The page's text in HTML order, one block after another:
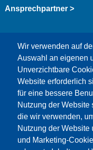
Wir verwenden auf
Auswahl an eigenen
Unverzichtbare
Website erforderlich
für eine bessere
Nutzung der Website
die wir verwenden,
Nutzung der Website
und Marketing-
Ansprechpartner >
Dieser Inhalt ist
Cookies